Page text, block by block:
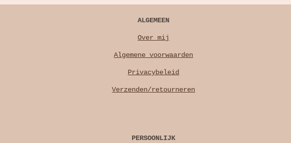
ALGEMEEN
Over mij
Algemene voorwaarden
Privacybeleid
Verzenden/retourneren
PERSOONLIJK